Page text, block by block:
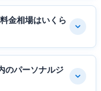
金相場はいくら
のパーソナルジ